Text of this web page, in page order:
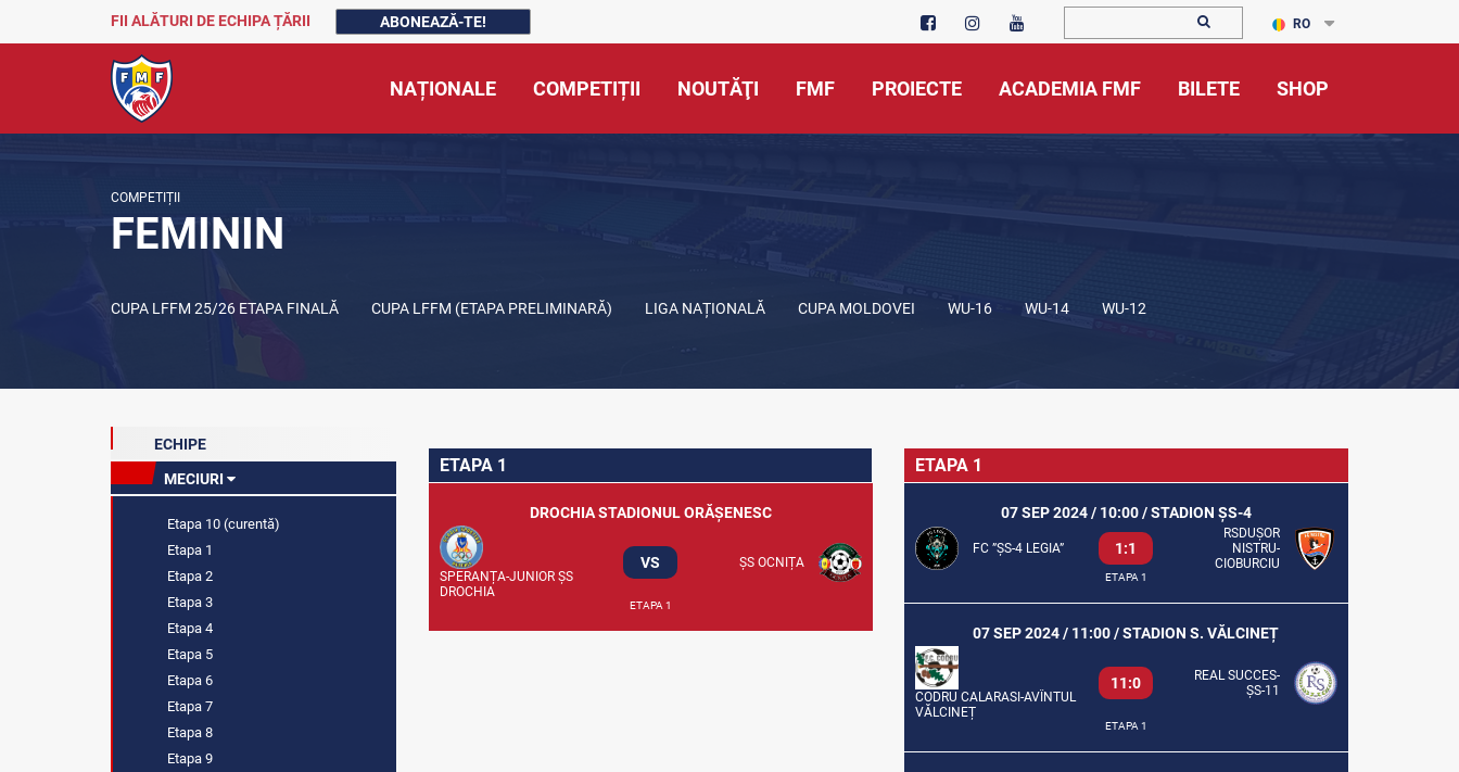
FII ALĂTURI DE ECHIPA ȚĂRII ABONEAZĂ-TE! RO
NAȚIONALE COMPETIȚII NOUTĂŢI FMF PROIECTE ACADEMIA FMF BILETE SHOP
COMPETIȚII
FEMININ
CUPA LFFM 25/26 ETAPA FINALĂ CUPA LFFM (ETAPA PRELIMINARĂ) LIGA NAȚIONALĂ CUPA MOLDOVEI WU-16 WU-14 WU-12
ECHIPE
MECIURI
Etapa 10 (curentă)
Etapa 1
Etapa 2
Etapa 3
Etapa 4
Etapa 5
Etapa 6
Etapa 7
Etapa 8
Etapa 9
ETAPA 1
DROCHIA STADIONUL ORĂȘENESC
SPERANȚA-JUNIOR ȘS
DROCHIA
VS ȘS OCNIȚA
ETAPA 1
ETAPA 1
07 SEP 2024 / 10:00 / STADION ȘS-4
FC ”ȘS-4 LEGIA” 1:1
RSDUȘOR
NISTRU-
CIOBURCIU
ETAPA 1
07 SEP 2024 / 11:00 / STADION S. VĂLCINEȚ
CODRU CALARASI-AVÎNTUL
VĂLCINEȚ
11:0
REAL SUCCES-
ȘS-11
ETAPA 1